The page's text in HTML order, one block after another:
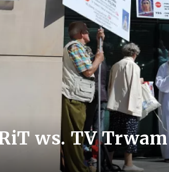
ws. TV